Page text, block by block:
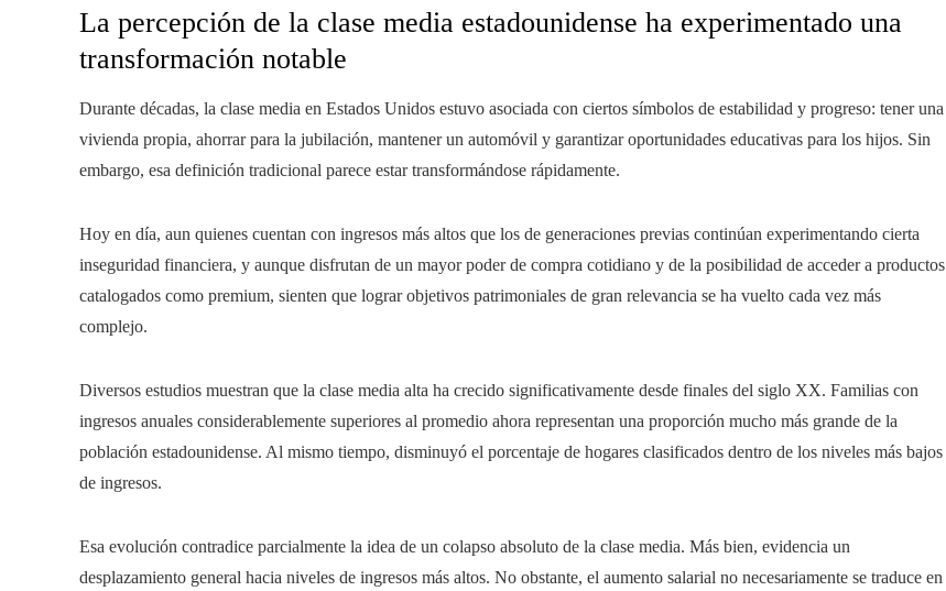
La percepción de la clase media estadounidense ha experimentado una
transformación notable
Durante décadas, la clase media en Estados Unidos estuvo asociada con ciertos símbolos de estabilidad y progreso: tener una
vivienda propia, ahorrar para la jubilación, mantener un automóvil y garantizar oportunidades educativas para los hijos. Sin
embargo, esa definición tradicional parece estar transformándose rápidamente.
Hoy en día, aun quienes cuentan con ingresos más altos que los de generaciones previas continúan experimentando cierta
inseguridad financiera, y aunque disfrutan de un mayor poder de compra cotidiano y de la posibilidad de acceder a productos
catalogados como premium, sienten que lograr objetivos patrimoniales de gran relevancia se ha vuelto cada vez más
complejo.
Diversos estudios muestran que la clase media alta ha crecido significativamente desde finales del siglo XX. Familias con
ingresos anuales considerablemente superiores al promedio ahora representan una proporción mucho más grande de la
población estadounidense. Al mismo tiempo, disminuyó el porcentaje de hogares clasificados dentro de los niveles más bajos
de ingresos.
Esa evolución contradice parcialmente la idea de un colapso absoluto de la clase media. Más bien, evidencia un
desplazamiento general hacia niveles de ingresos más altos. No obstante, el aumento salarial no necesariamente se traduce en